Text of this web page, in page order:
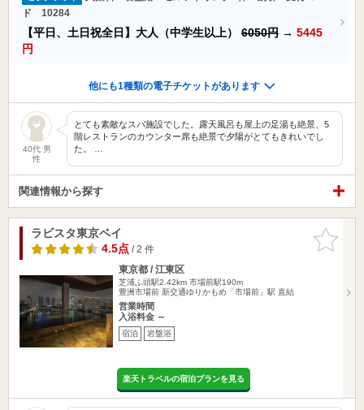
ド 10284
【平日、土日祝全日】大人（中学生以上） 6050円 → 5445
円
他にも1種類の電子チケットがあります
40代 男
性
とても素敵なスパ施設でした。露天風呂も屋上の足湯も絶景、5
階レストランのカウンター席も絶景で夕陽がとてもきれいでし
た。 …
関連情報から探す
お気に入
りに追加
ラビスタ東京ベイ
4.5点/ 2 件
東京都 / 江東区
芝浦ふ頭駅2.42km 市場前駅190m
豊洲市場前 新交通ゆりかもめ「市場前」駅 直結
営業時間
入浴料金 ～
宿泊 岩盤浴
楽天トラベルの宿泊プランを見る